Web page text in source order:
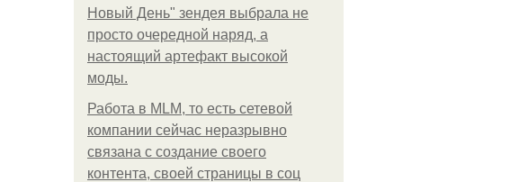
Новый День" зендея выбрала не
просто очередной наряд, а
настоящий артефакт высокой
моды.
Работа в MLM, то есть сетевой
компании сейчас неразрывно
связана с создание своего
контента, своей страницы в соц